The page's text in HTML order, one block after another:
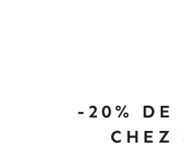
-20% DE
CHEZ